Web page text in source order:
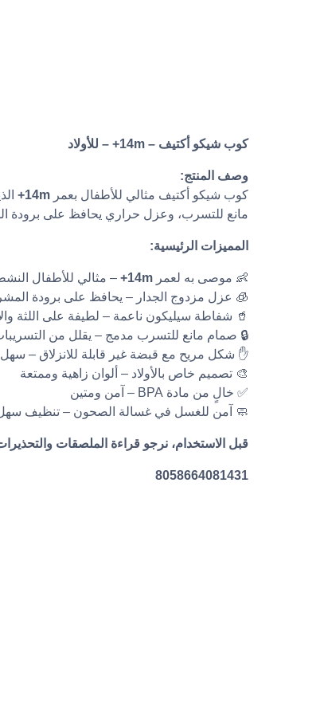
كوب شيكو أكتيف – 14m+ – للأولاد
وصف المنتج:
كوب شيكو أكتيف مثالي للأطفال بعمر 14m+
مانع للتسرب، وعزل حراري يحافظ على برودة
المميزات الرئيسية:
👶 موصى به لعمر 14m+
– مثالي للأطفال
🧊 عزل مزدوج الجدار – يحافظ على برودة
🥤 شفاطة سيليكون ناعمة – لطيفة على اللثة
🔒 صمام مانع للتسرب مدمج – يقلل من
✋ شكل مريح مع قبضة غير قابلة للانزلاق –
🎨 تصميم خاص بالأولاد – ألوان زاهية وممتعة
✅ خالٍ من مادة BPA – آمن ومتين
🧼 آمن للغسل في غسالة الصحون – تنظيف
قبل الاستخدام، نرجو قراءة الملصقات
8058664081431